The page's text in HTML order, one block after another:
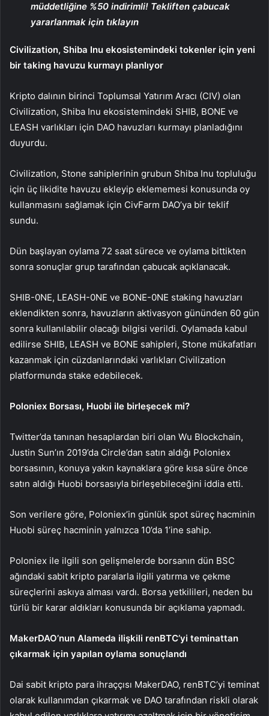
müddetliğine %50 indirimli! Tekliften çabucak
yararlanmak için tıklayın
Civilization, Shiba Inu ekosistemindeki tokenler için yeni
bir taking havuzu kurmayı planlıyor
Kripto dalının birinci Toplumsal Yatırım Aracı (CIV) olan
Civilization, Shiba Inu ekosistemindeki SHIB, BONE ve
LEASH varlıkları için DAO havuzları kurmayı planladığını
duyurdu.
Civilization, Stone sahiplerinin grubun Shiba Inu topluluğu
için üç likidite havuzu ekleyip eklememesi konusunda oy
kullanmasını sağlamak için CivFarm DAO’ya bir teklif
sundu.
Dün başlayan oylama 72 saat sürece ve oylama bittikten
sonra sonuçlar grup tarafından çabucak açıklanacak.
SHIB-0NE, LEASH-0NE ve BONE-0NE staking havuzları
eklendikten sonra, havuzların aktivasyon gününden 60 gün
sonra kullanılabilir olacağı bilgisi verildi. Oylamada kabul
edilirse SHIB, LEASH ve BONE sahipleri, Stone mükafatları
kazanmak için cüzdanlarındaki varlıkları Civilization
platformunda stake edebilecek.
Poloniex Borsası, Huobi ile birleşecek mi?
Twitter’da tanınan hesaplardan biri olan Wu Blockchain,
Justin Sun’ın 2019’da Circle’dan satın aldığı Poloniex
borsasının, konuya yakın kaynaklara göre kısa süre önce
satın aldığı Huobi borsasıyla birleşebileceğini iddia etti.
Son verilere göre, Poloniex’in günlük spot süreç hacminin
Huobi süreç hacminin yalnızca 10’da 1’ine sahip.
Poloniex ile ilgili son gelişmelerde borsanın dün BSC
ağındaki sabit kripto paralarla ilgili yatırma ve çekme
süreçlerini askıya alması vardı. Borsa yetkilileri, neden bu
türlü bir karar aldıkları konusunda bir açıklama yapmadı.
MakerDAO’nun Alameda ilişkili renBTC’yi teminattan
çıkarmak için yapılan oylama sonuçlandı
Dai sabit kripto para ihraççısı MakerDAO, renBTC’yi teminat
olarak kullanımdan çıkarmak ve DAO tarafından riskli olarak